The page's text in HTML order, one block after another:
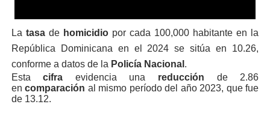
La tasa de homicidio por cada 100,000 habitante en la
República Dominicana en el 2024 se sitúa en 10.26,
conforme a datos de la Policía Nacional .
Estacifra evidencia una reducción de 2.86
encomparación al mismo período del año 2023, que fue
de 13.12.